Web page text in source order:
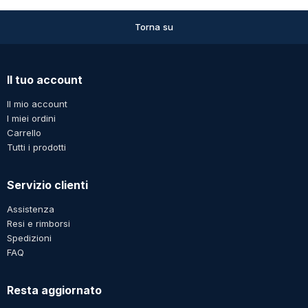
Torna su
Il tuo account
Il mio account
I miei ordini
Carrello
Tutti i prodotti
Servizio clienti
Assistenza
Resi e rimborsi
Spedizioni
FAQ
Resta aggiornato